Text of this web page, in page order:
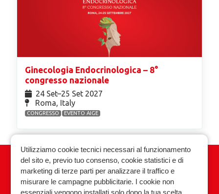
Ginecologia Endocrinologica – 8°
congresso nazionale
24 Set⁠–25 Set 2027
Roma, Italy
CONGRESSO EVENTO AIGE
Associazione Italiana Ginecologia
Endocrinologica
Utilizziamo cookie tecnici necessari al funzionamento
del sito e, previo tuo consenso, cookie statistici e di
marketing di terze parti per analizzare il traffico e
misurare le campagne pubblicitarie. I cookie non
essenziali vengono installati solo dopo la tua scelta.